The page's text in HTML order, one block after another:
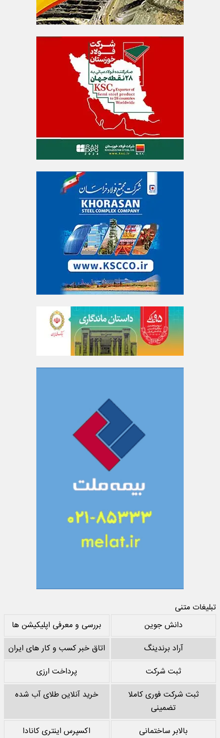
تبلیغات متنی
دانش جوین
بررسی و معرفی اپلیکیشن ها
آراد برندینگ
اتاق خبر کسب و کار های ایران
ثبت شرکت
پرداخت ارزی
ثبت شرکت فوری کاملا
تضمینی
خرید آنلاین طلای آب شده
بالابر ساختمانی اکسپرس اینتری کانادا